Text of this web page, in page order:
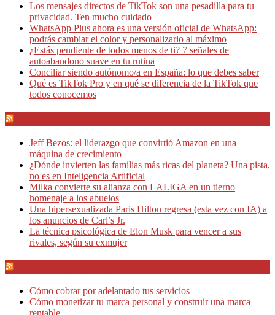
Los mensajes directos de TikTok son una pesadilla para tu
privacidad. Ten mucho cuidado
WhatsApp Plus ahora es una versión oficial de WhatsApp:
podrás cambiar el color y personalizarlo al máximo
¿Estás pendiente de todos menos de ti? 7 señales de
autoabandono suave en tu rutina
Conciliar siendo autónomo/a en España: lo que debes saber
Qué es TikTok Pro y en qué se diferencia de la TikTok que
todos conocemos
Jeff Bezos: el liderazgo que convirtió Amazon en una
máquina de crecimiento
¿Dónde invierten las familias más ricas del planeta? Una pista,
no es en Inteligencia Artificial
Milka convierte su alianza con LALIGA en un tierno
homenaje a los abuelos
Una hipersexualizada Paris Hilton regresa (esta vez con IA) a
los anuncios de Carl’s Jr.
La técnica psicológica de Elon Musk para vencer a sus
rivales, según su exmujer
Cómo cobrar por adelantado tus servicios
Cómo monetizar tu marca personal y construir una marca
rentable